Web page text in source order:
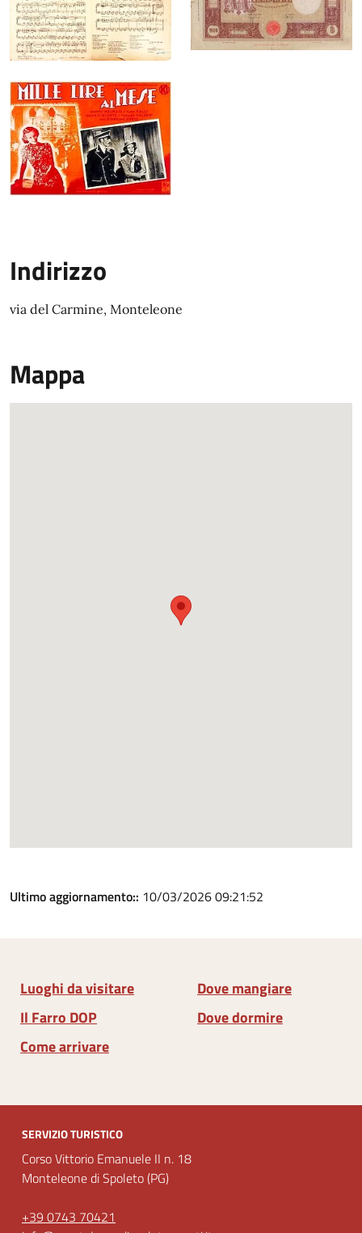
Indirizzo
via del Carmine, Monteleone
Mappa
Ultimo aggiornamento:: 10/03/2026 09:21:52
Luoghi da visitare
Il Farro DOP
Come arrivare
Dove mangiare
Dove dormire
SERVIZIO TURISTICO
Corso Vittorio Emanuele II n. 18
Monteleone di Spoleto (PG)
+39 0743 70421